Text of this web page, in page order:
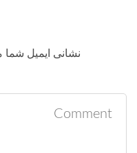
نشانی ایمیل شما